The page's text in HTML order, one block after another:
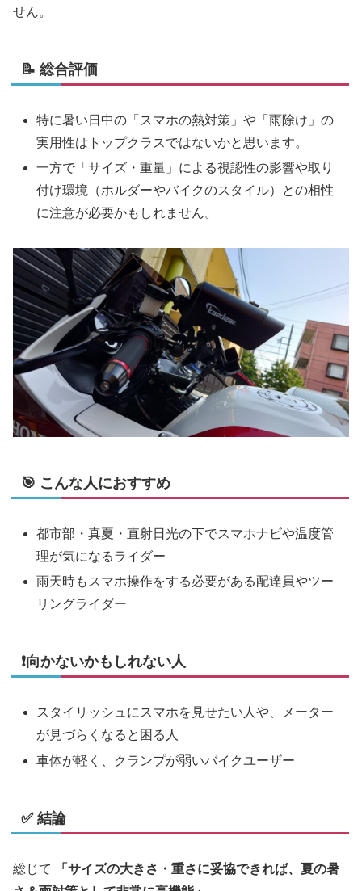
せん。
📝 総合評価
特に暑い日中の「スマホの熱対策」や「雨除け」の
実用性はトップクラスではないかと思います。
一方で「サイズ・重量」による視認性の影響や取り
付け環境（ホルダーやバイクのスタイル）との相性
に注意が必要かもしれません。
🎯 こんな人におすすめ
都市部・真夏・直射日光の下でスマホナビや温度管
理が気になるライダー
雨天時もスマホ操作をする必要がある配達員やツー
リングライダー
❗️向かないかもしれない人
スタイリッシュにスマホを見せたい人や、メーター
が見づらくなると困る人
車体が軽く、クランプが弱いバイクユーザー
✅ 結論
総じて
「サイズの大きさ・重さに妥協できれば、夏の暑